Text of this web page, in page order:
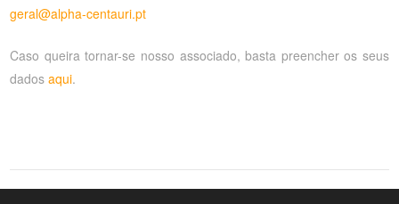
geral@alpha-centauri.pt
Caso queira tornar-se nosso associado, basta preencher os seus
dadosaqui.